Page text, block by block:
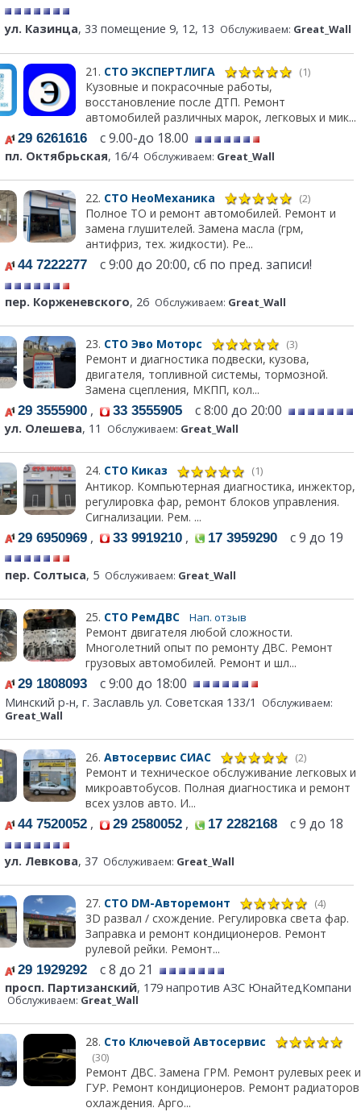
ул. Казинца, 33 помещение 9, 12, 13 Обслуживаем: Great_Wall
21. СТО ЭКСПЕРТЛИГА (1)
Кузовные и покрасочные работы,
восстановление после ДТП. Ремонт
автомобилей различных марок, легковых и мик...
29 6261616 с 9.00-до 18.00
пл. Октябрьская, 16/4 Обслуживаем: Great_Wall
22. СТО НеоМеханика (2)
Полное ТО и ремонт автомобилей. Ремонт и
замена глушителей. Замена масла (грм,
антифриз, тех. жидкости). Ре...
44 7222277 с 9:00 до 20:00, сб по пред. записи!
пер. Корженевского, 26 Обслуживаем: Great_Wall
23. СТО Эво Моторс (3)
Ремонт и диагностика подвески, кузова,
двигателя, топливной системы, тормозной.
Замена сцепления, МКПП, кол...
29 3555900 , 33 3555905 с 8:00 до 20:00
ул. Олешева, 11 Обслуживаем: Great_Wall
24. СТО Киказ (1)
Антикор. Компьютерная диагностика, инжектор,
регулировка фар, ремонт блоков управления.
Сигнализации. Рем. ...
29 6950969 , 33 9919210 , 17 3959290 с 9 до 19
пер. Солтыса, 5 Обслуживаем: Great_Wall
25. СТО РемДВС Нап. отзыв
Ремонт двигателя любой сложности.
Многолетний опыт по ремонту ДВС. Ремонт
грузовых автомобилей. Ремонт и шл...
29 1808093 с 9:00 до 18:00
Минский р-н, г. Заславль ул. Советская 133/1
Обслуживаем:
Great_Wall
26. Автосервис СИАС (2)
Ремонт и техническое обслуживание легковых и
микроавтобусов. Полная диагностика и ремонт
всех узлов авто. И...
44 7520052 , 29 2580052 , 17 2282168 с 9 до 18
ул. Левкова, 37 Обслуживаем: Great_Wall
27. СТО DM-Авторемонт (4)
3D развал / схождение. Регулировка света фар.
Заправка и ремонт кондиционеров. Ремонт
рулевой рейки. Ремонт...
29 1929292 с 8 до 21
просп. Партизанский, 179 напротив АЗС ЮнайтедКомпани
Обслуживаем: Great_Wall
28. Сто Ключевой Автосервис
(30)
Ремонт ДВС. Замена ГРМ. Ремонт рулевых реек и
ГУР. Ремонт кондиционеров. Ремонт радиаторов
охлаждения. Арго...